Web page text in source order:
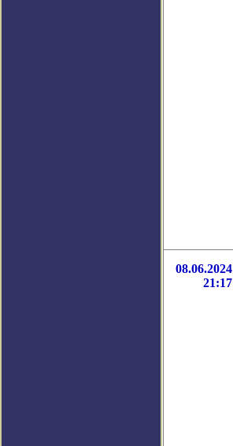
08.06.2024
21:17